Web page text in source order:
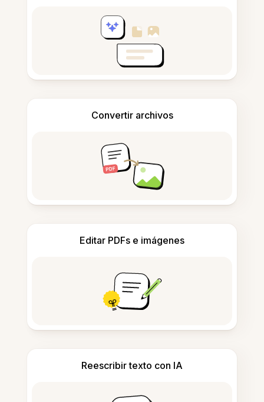
Convertir archivos
Editar PDFs e imágenes
Reescribir texto con IA